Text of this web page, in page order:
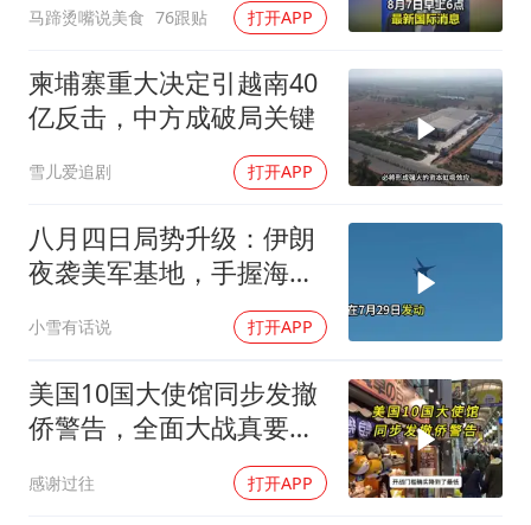
老人被城管撞倒后离世亲属质疑记录仪
习近平心系体育强国建设
马蹄烫嘴说美食 76跟贴 打开APP
柬埔寨重大决定引越南40
亿反击，中方成破局关键
雪儿爱追剧 打开APP
八月四日局势升级：伊朗
夜袭美军基地，手握海峡
筹码提出3000亿诉求
小雪有话说 打开APP
美国10国大使馆同步发撤
侨警告，全面大战真要来
感谢过往 打开APP